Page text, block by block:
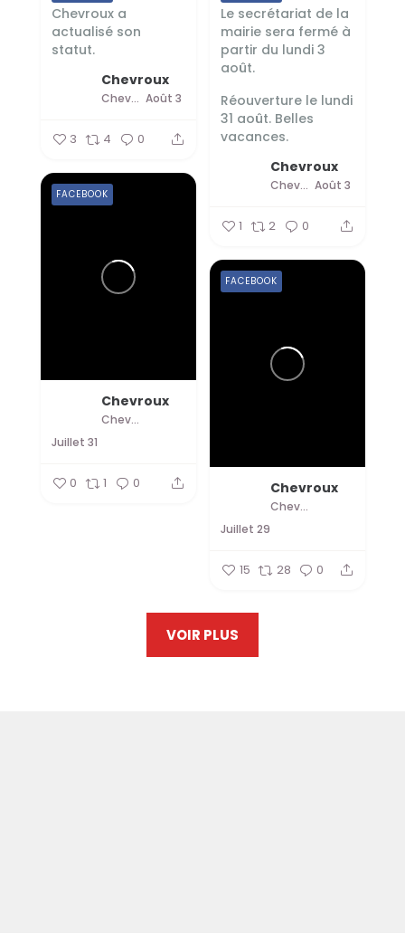
Chevroux a
actualisé son
statut.
Chevroux
Chevroux Août 3
3 4 0
Le secrétariat de la
mairie sera fermé à
partir du lundi 3
août.
Réouverture le lundi
31 août. Belles
vacances.
Chevroux
Chevroux Août 3
1 2 0
Chevroux
Chevroux
Juillet 31
FACEBOOK
0 1 0 Chevroux
Chevroux
Juillet 29
FACEBOOK
15 28 0
VOIR PLUS